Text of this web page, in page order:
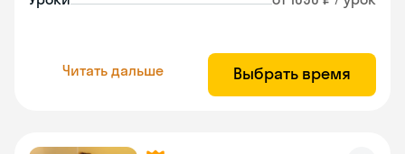
Читать дальше Выбрать время